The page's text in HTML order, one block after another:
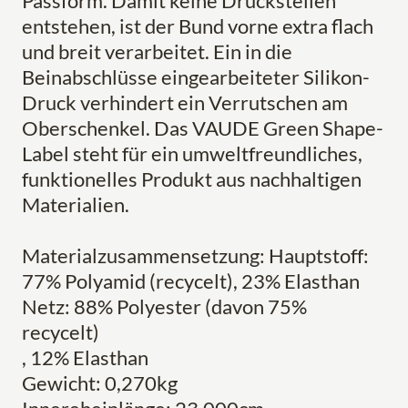
entstehen, ist der Bund vorne extra flach
und breit verarbeitet. Ein in die
Beinabschlüsse eingearbeiteter Silikon-
Druck verhindert ein Verrutschen am
Oberschenkel. Das VAUDE Green Shape-
Label steht für ein umweltfreundliches,
funktionelles Produkt aus nachhaltigen
Materialien.
Materialzusammensetzung: Hauptstoff:
77% Polyamid (recycelt), 23% Elasthan
Netz: 88% Polyester (davon 75%
recycelt)
, 12% Elasthan
Gewicht: 0,270kg